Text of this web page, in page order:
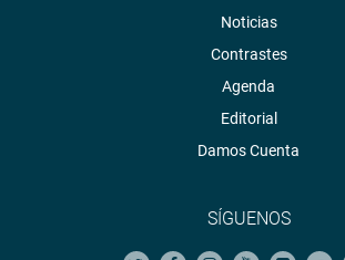
Noticias
Contrastes
Agenda
Editorial
Damos Cuenta
SÍGUENOS